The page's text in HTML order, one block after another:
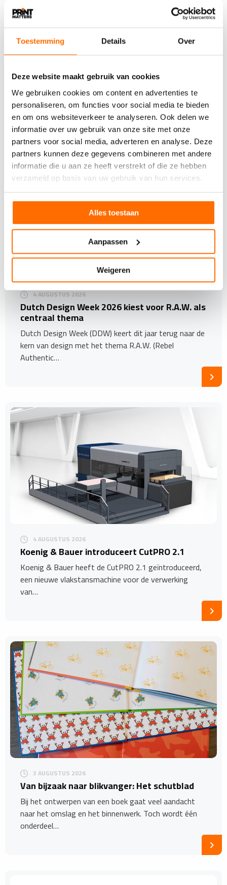
Toestemming Details Over
Deze website maakt gebruik van cookies
We gebruiken cookies om content en advertenties te
personaliseren, om functies voor social media te bieden
en om ons websiteverkeer te analyseren. Ook delen we
informatie over uw gebruik van onze site met onze
partners voor social media, adverteren en analyse. Deze
partners kunnen deze gegevens combineren met andere
informatie die u aan ze heeft verstrekt of die ze hebben
verzameld op basis van uw gebruik van hun services.
Alles toestaan
Aanpassen
Weigeren
5 AUGUSTUS 2026
tijdens Canal Pride
Tijdens de Amsterdam Canal Pride op 1 augustus
heeft De Boekenboot de prijs gewonnen voor beste
statement.…
4 AUGUSTUS 2026
Dutch Design Week 2026 kiest voor R.A.W. als
centraal thema
Dutch Design Week (DDW) keert dit jaar terug naar de
kern van design met het thema R.A.W. (Rebel
Authentic…
4 AUGUSTUS 2026
​Koenig & Bauer introduceert CutPRO 2.1
Koenig & Bauer heeft de CutPRO 2.1 geïntroduceerd,
een nieuwe vlakstansmachine voor de verwerking
van…
3 AUGUSTUS 2026
Van bijzaak naar blikvanger: Het schutblad
Bij het ontwerpen van een boek gaat veel aandacht
naar het omslag en het binnenwerk. Toch wordt één
onderdeel…